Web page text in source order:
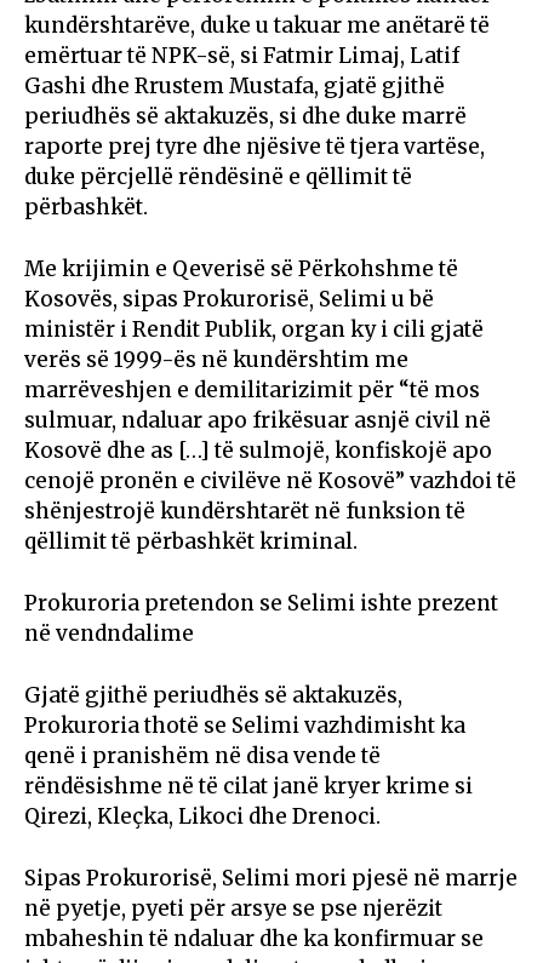
kundërshtarëve, duke u takuar me anëtarë të
emërtuar të NPK-së, si Fatmir Limaj, Latif
Gashi dhe Rrustem Mustafa, gjatë gjithë
periudhës së aktakuzës, si dhe duke marrë
raporte prej tyre dhe njësive të tjera vartëse,
duke përcjellë rëndësinë e qëllimit të
përbashkët.
Me krijimin e Qeverisë së Përkohshme të
Kosovës, sipas Prokurorisë, Selimi u bë
ministër i Rendit Publik, organ ky i cili gjatë
verës së 1999-ës në kundërshtim me
marrëveshjen e demilitarizimit për “të mos
sulmuar, ndaluar apo frikësuar asnjë civil në
Kosovë dhe as […] të sulmojë, konfiskojë apo
cenojë pronën e civilëve në Kosovë” vazhdoi të
shënjestrojë kundërshtarët në funksion të
qëllimit të përbashkët kriminal.
Prokuroria pretendon se Selimi ishte prezent
në vendndalime
Gjatë gjithë periudhës së aktakuzës,
Prokuroria thotë se Selimi vazhdimisht ka
qenë i pranishëm në disa vende të
rëndësishme në të cilat janë kryer krime si
Qirezi, Kleçka, Likoci dhe Drenoci.
Sipas Prokurorisë, Selimi mori pjesë në marrje
në pyetje, pyeti për arsye se pse njerëzit
mbaheshin të ndaluar dhe ka konfirmuar se